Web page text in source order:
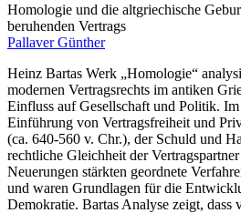
Homologie und die altgriechische
beruhenden Vertrags
Pallaver Günther
Heinz Bartas Werk „Homologie“
modernen Vertragsrechts im antiken
Einfluss auf Gesellschaft und Politik.
Einführung von Vertragsfreiheit und
(ca. 640-560 v. Chr.), der Schuld und
rechtliche Gleichheit der
Neuerungen stärkten geordnete
und waren Grundlagen für die
Demokratie. Bartas Analyse zeigt, dass